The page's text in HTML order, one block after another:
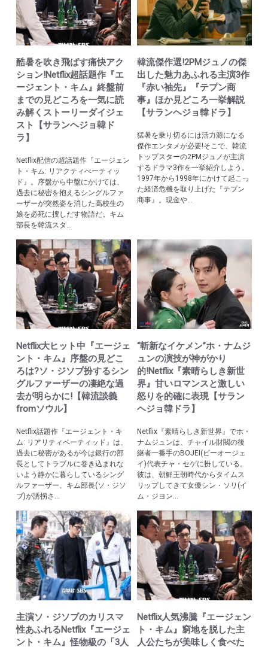
酷暑を吹き飛ばす痛快アク
ション!Netflix超話題作『エ
ージェント・キム』終盤前
までの見どころを一気に読
み解くストーリーダイジェ
スト【サランヘジョ韓ド
ラ】
Netflix配信の超話題作『エージェン
ト・キム: リアクティべーティッ
ド』。序盤から中盤にかけては、
過去に秘密を抱えるシングルファ
ーザーが突然姿を消した高校生の
娘を必死に捜しだす物語だ。キム
部長を韓流スタ...
韓流傑作選!2PMジュノの傑
出した魅力あふれる主演3作
『赤い袖先』『テプン商
事』ほか見どころ一挙解説
【サランヘジョ韓ドラ】
猛暑を乗り切るには活力源になる
傑作エンタメが必要!そこで、韓流
トップスターの2PMジュノが主演
するドラマ3作を一挙紹介しよう。
1997年から1998年にかけて起こっ
た経済危機を取り上げた『テプン
商事』。現金や...
Netflix大ヒット中『エージェ
ント・キム』序盤の見どこ
ろは?ソ・ジソブ扮するシン
グルファーザーの凄絶な過
去が明らかに!【韓流談義
fromソウル】
Netflix話題作『エージェント・キ
ム: リアリティペーティッド』は、
過去に秘密があるが今は銀行の部
長としてトラブルに巻き込まれな
いよう静かに暮らしているシング
ルファーザー、キム部長(ソ・ジソ
ブ)が誘拐さ...
“斬新なイケメン”ホ・ナムジ
ュンの演技が神がかり
的!Netflix『素晴らしき新世
界』甘いロマンスと激しい
怒りを的確に表現【サラン
ヘジョ韓ドラ】
Netflix『素晴らしき新世界』でホ・
ナムジュンは、チャイル財閥の後
継者一番手のBOJEI(ビーオージェ
イ)代表チャ・セゲに扮している。
彼は、朝鮮王朝時代からタイムス
リップしてきて女優シン・ソリ(イ
ム・ジヨン...
主演ソ・ジソブのカリスマ
性あふれるNetflix『エージェ
ント・キム』怪物級の「3人
Netflix人気沸騰『エージェン
ト・キム』窮地を脱した主
人公たちが美味しく食べた